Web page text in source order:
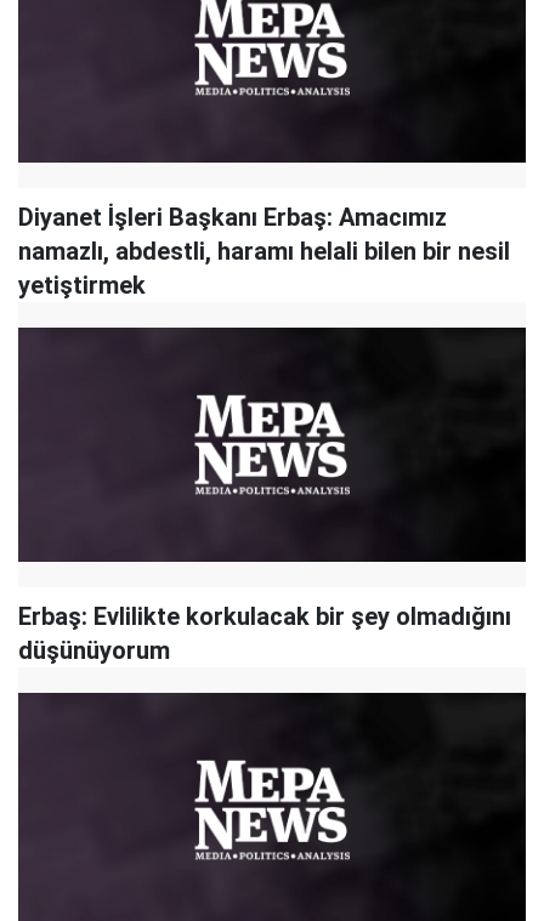
Diyanet İşleri Başkanı Erbaş: Amacımız
namazlı, abdestli, haramı helali bilen bir nesil
yetiştirmek
Erbaş: Evlilikte korkulacak bir şey olmadığını
düşünüyorum